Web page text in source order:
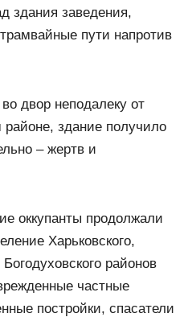
здания заведения,
пути напротив
двор неподалеку от
здание получило
– жертв и
оккупанты продолжали
Харьковского,
районов
частные
постройки, спасатели